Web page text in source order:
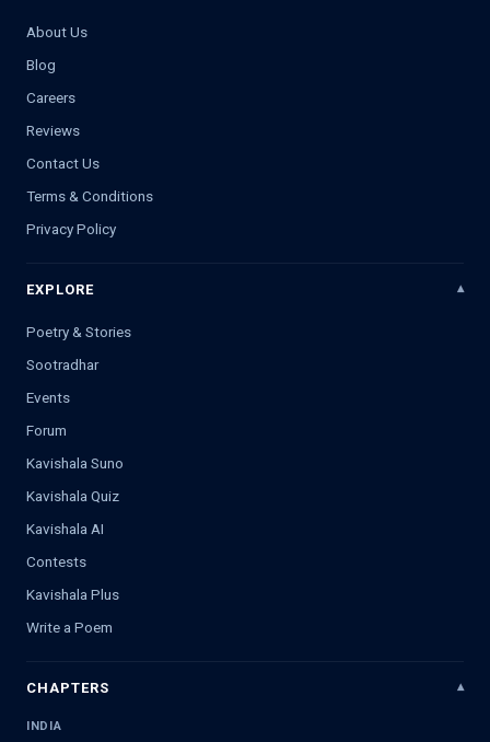
About Us
Blog
Careers
Reviews
Contact Us
Terms & Conditions
Privacy Policy
EXPLORE
Poetry & Stories
Sootradhar
Events
Forum
Kavishala Suno
Kavishala Quiz
Kavishala AI
Contests
Kavishala Plus
Write a Poem
CHAPTERS
INDIA